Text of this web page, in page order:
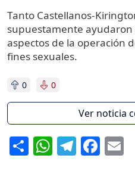
Tanto Castellanos-
supuestamente ayudaron
aspectos de la operación
fines sexuales.
0 0
Ver noticia
ShareWhatsApp